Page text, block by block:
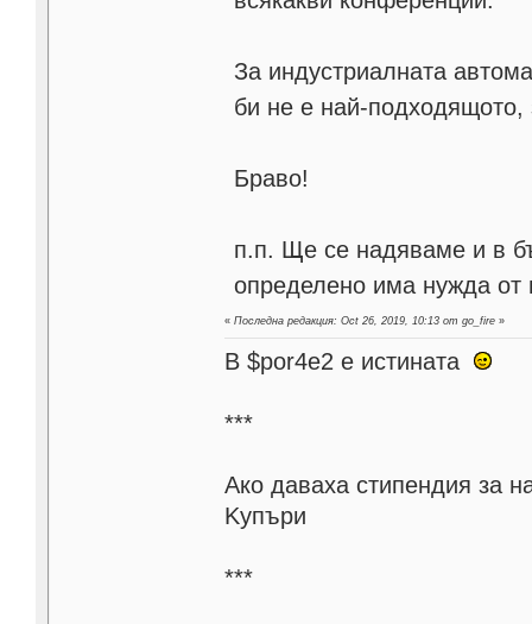
За индустриалната
би не е най-подходящото,
Браво!
п.п. Ще се надяваме и в
определено има нужда от
«Последна редакция: Oct 26, 2019, 10:13 от go_fire »
В $por4e2 e истината
***
Aко даваха стипендия за
Kупъри
***